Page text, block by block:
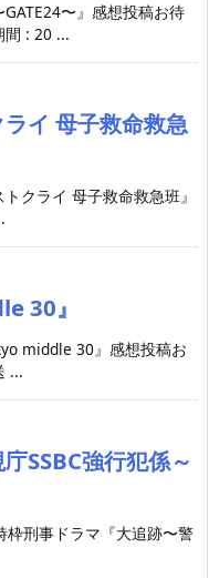
〜』感想投稿お待
: 20 ...
ライ 母子救命救急
クライ 母子救命救急班』
30』
middle 30』感想投稿お
...
庁SSBC強行犯係～
枠刑事ドラマ『大追跡〜警